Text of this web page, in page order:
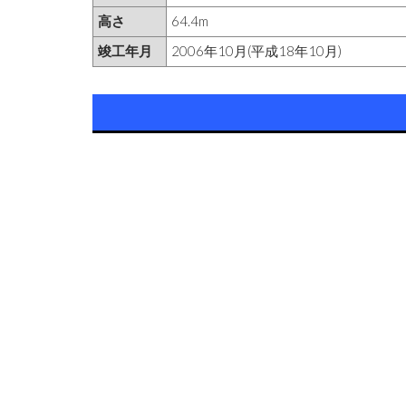
高さ
64.4m
竣工年月
2006年10月(平成18年10月)